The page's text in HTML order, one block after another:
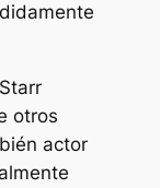
otros
actor